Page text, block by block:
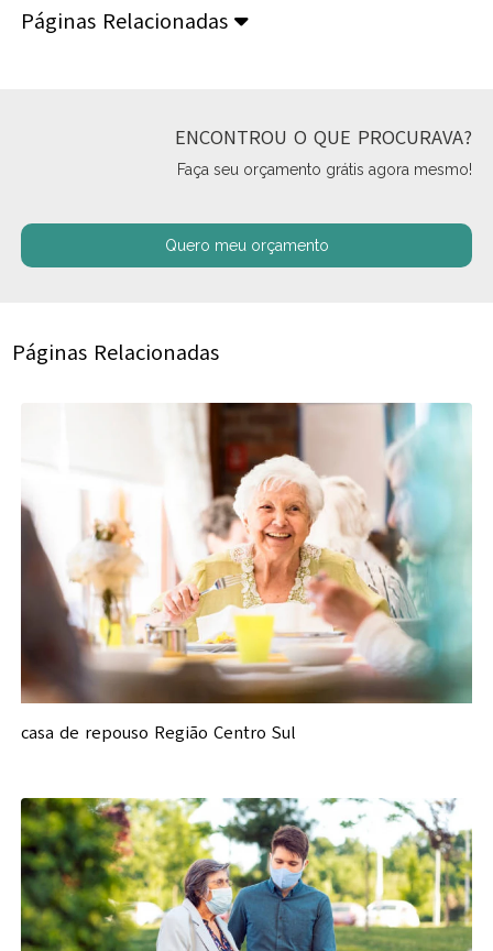
Páginas Relacionadas
ENCONTROU O QUE PROCURAVA?
Faça seu orçamento grátis agora mesmo!
Quero meu orçamento
Páginas Relacionadas
casa de repouso Região Centro Sul